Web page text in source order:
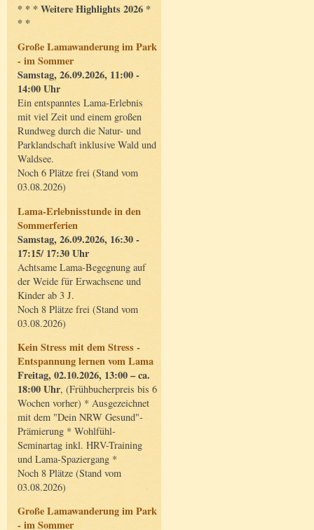
* * * Weitere Highlights 2026 *
* *
Große Lamawanderung im Park
- im Sommer
Samstag, 26.09.2026, 11:00 -
14:00 Uhr
Ein entspanntes Lama-Erlebnis
mit viel Zeit und einem großen
Rundweg durch die Natur- und
Parklandschaft inklusive Wald und
Waldsee.
Noch 6 Plätze frei (Stand vom
03.08.2026)
Lama-Erlebnisstunde in den
Sommerferien
Samstag, 26.09.2026, 16:30 -
17:15/ 17:30 Uhr
Achtsame Lama-Begegnung auf
der Weide für Erwachsene und
Kinder ab 3 J.
Noch 8 Plätze frei (Stand vom
03.08.2026)
Kein Stress mit dem Stress -
Entspannung lernen vom Lama
Freitag, 02.10.2026, 13:00 – ca.
18:00 Uhr, (Frühbucherpreis bis 6
Wochen vorher) * Ausgezeichnet
mit dem "Dein NRW Gesund"-
Prämierung * Wohlfühl-
Seminartag inkl. HRV-Training
und Lama-Spaziergang *
Noch 8 Plätze (Stand vom
03.08.2026)
Große Lamawanderung im Park
- im Sommer